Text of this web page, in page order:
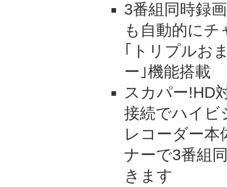
3番組同時録
も自動的に
｢トリプルお
ー｣機能搭載
スカパー!HD
接続でハイビ
レコーダー
ナーで3番組
きます